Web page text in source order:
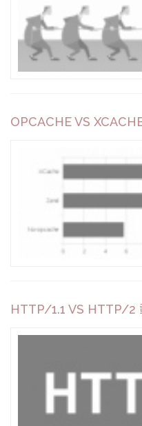
OPCACHE VS
HTTP/1.1 VS HTTP/2